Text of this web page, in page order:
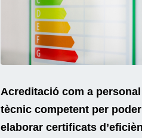
Acreditació com a personal
tècnic competent per poder
elaborar certificats